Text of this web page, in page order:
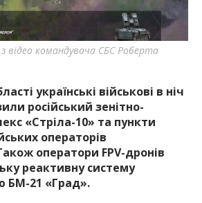
інформацію про події
міста Запоріжжя та області.
відео командувача СБС Роберта
українські військові в ніч
російський зенітно-
«Стріла-10» та пункти
операторів
оператори FPV-дронів
реактивну систему
БМ-21 «Град».